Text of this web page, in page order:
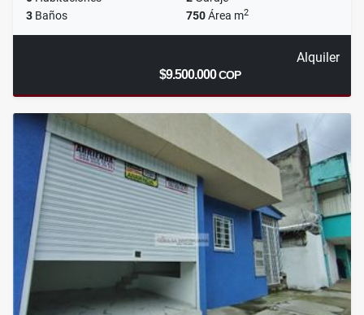
3 Baños 750Área m2
Alquiler
$9.500.000COP